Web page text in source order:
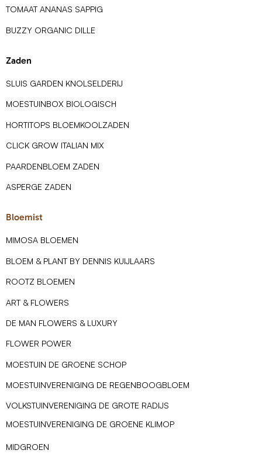
TOMAAT ANANAS SAPPIG
BUZZY ORGANIC DILLE
Zaden
SLUIS GARDEN KNOLSELDERIJ
MOESTUINBOX BIOLOGISCH
HORTITOPS BLOEMKOOLZADEN
CLICK GROW ITALIAN MIX
PAARDENBLOEM ZADEN
ASPERGE ZADEN
Bloemist
MIMOSA BLOEMEN
BLOEM & PLANT BY DENNIS KUIJLAARS
ROOTZ BLOEMEN
ART & FLOWERS
DE MAN FLOWERS & LUXURY
FLOWER POWER
MOESTUIN DE GROENE SCHOP
MOESTUINVERENIGING DE REGENBOOGBLOEM
VOLKSTUINVERENIGING DE GROTE RADIJS
MOESTUINVERENIGING DE GROENE KLIMOP
MIDGROEN